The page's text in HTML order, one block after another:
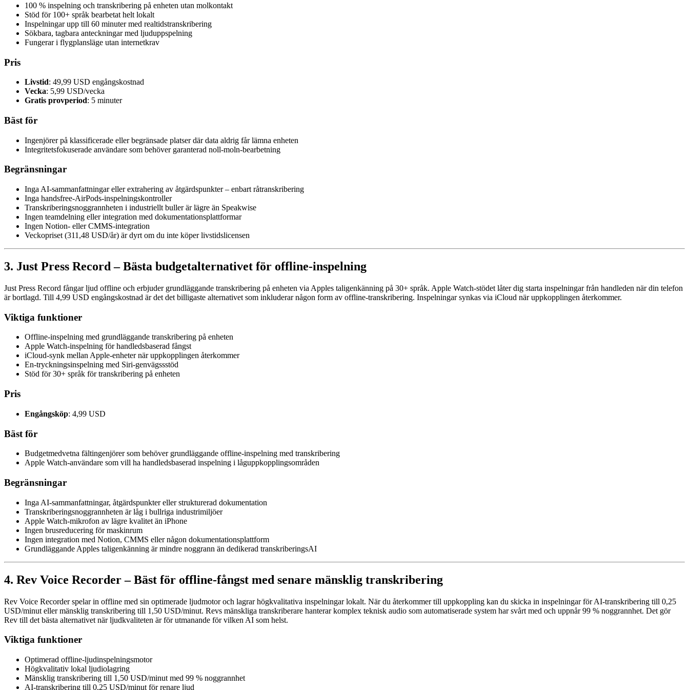
100 % inspelning och transkribering på enheten utan molkontakt
Stöd för 100+ språk bearbetat helt lokalt
Inspelningar upp till 60 minuter med realtidstranskribering
Sökbara, tagbara anteckningar med ljuduppspelning
Fungerar i flygplansläge utan internetkrav
Pris
Livstid: 49,99 USD engångskostnad
Vecka: 5,99 USD/vecka
Gratis provperiod: 5 minuter
Bäst för
Ingenjörer på klassificerade eller begränsade platser där data aldrig får lämna enheten
Integritetsfokuserade användare som behöver garanterad noll-moln-bearbetning
Begränsningar
Inga AI-sammanfattningar eller extrahering av åtgärdspunkter – enbart råtranskribering
Inga handsfree-AirPods-inspelningskontroller
Transkriberingsnoggrannheten i industriellt buller är lägre än Speakwise
Ingen teamdelning eller integration med dokumentationsplattformar
Ingen Notion- eller CMMS-integration
Veckopriset (311,48 USD/år) är dyrt om du inte köper livstidslicensen
3. Just Press Record – Bästa budgetalternativet för offline-inspelning
Just Press Record fångar ljud offline och erbjuder grundläggande transkribering på enheten via Apples taligenkänning på 30+ språk. Apple Watch-stödet låter dig starta inspelningar från handleden när din telefon
är bortlagd. Till 4,99 USD engångskostnad är det det billigaste alternativet som inkluderar någon form av offline-transkribering. Inspelningar synkas via iCloud när uppkopplingen återkommer.
Viktiga funktioner
Offline-inspelning med grundläggande transkribering på enheten
Apple Watch-inspelning för handledsbaserad fångst
iCloud-synk mellan Apple-enheter när uppkopplingen återkommer
En-tryckningsinspelning med Siri-genvägssstöd
Stöd för 30+ språk för transkribering på enheten
Pris
Engångsköp: 4,99 USD
Bäst för
Budgetmedvetna fältingenjörer som behöver grundläggande offline-inspelning med transkribering
Apple Watch-användare som vill ha handledsbaserad inspelning i låguppkopplingsområden
Begränsningar
Inga AI-sammanfattningar, åtgärdspunkter eller strukturerad dokumentation
Transkriberingsnoggrannheten är låg i bullriga industrimiljöer
Apple Watch-mikrofon av lägre kvalitet än iPhone
Ingen brusreducering för maskinrum
Ingen integration med Notion, CMMS eller någon dokumentationsplattform
Grundläggande Apples taligenkänning är mindre noggrann än dedikerad transkriberingsAI
4. Rev Voice Recorder – Bäst för offline-fångst med senare mänsklig transkribering
Rev Voice Recorder spelar in offline med sin optimerade ljudmotor och lagrar högkvalitativa inspelningar lokalt. När du återkommer till uppkoppling kan du skicka in inspelningar för AI-transkribering till 0,25
USD/minut eller mänsklig transkribering till 1,50 USD/minut. Revs mänskliga transkriberare hanterar komplex teknisk audio som automatiserade system har svårt med och uppnår 99 % noggrannhet. Det gör
Rev till det bästa alternativet när ljudkvaliteten är för utmanande för vilken AI som helst.
Viktiga funktioner
Optimerad offline-ljudinspelningsmotor
Högkvalitativ lokal ljudiolagring
Mänsklig transkribering till 1,50 USD/minut med 99 % noggrannhet
AI-transkribering till 0,25 USD/minut för renare ljud